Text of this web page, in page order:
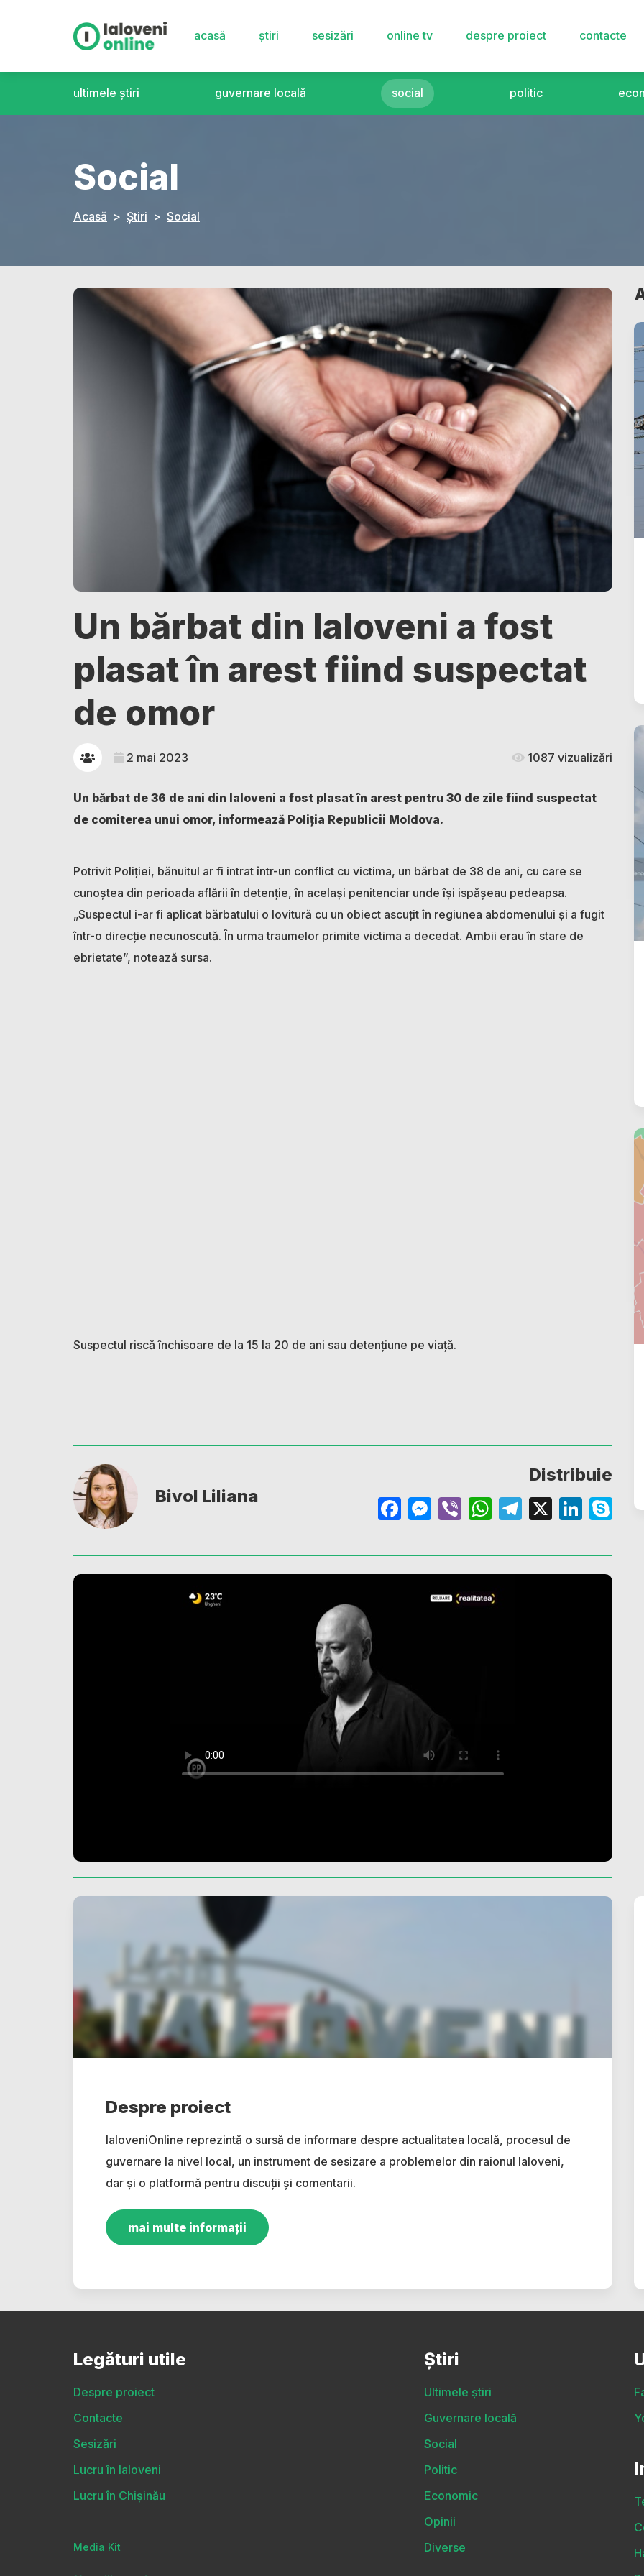
acasă știri sesizări online tv despre proiect contacte
ultimele știri guvernare locală social politic
Social
Acasă Știri Social
Un bărbat din Ialoveni a fost
plasat în arest fiind suspectat
de omor
2 mai 2023 1087 vizualizări
Un bărbat de 36 de ani din Ialoveni a fost plasat în arest pentru 30 de zile fiind suspectat
de comiterea unui omor, informează Poliția Republicii Moldova.
Potrivit Poliției, bănuitul ar fi intrat într-un conflict cu victima, un bărbat de 38 de ani, cu care se
cunoștea din perioada aflării în detenție, în același penitenciar unde își ispășeau pedeapsa.
„Suspectul i-ar fi aplicat bărbatului o lovitură cu un obiect ascuțit în regiunea abdomenului și a fugit
într-o direcție necunoscută. În urma traumelor primite victima a decedat. Ambii erau în stare de
ebrietate”, notează sursa.
Suspectul riscă închisoare de la 15 la 20 de ani sau detențiune pe viață.
Bivol Liliana
Distribuie
Facebook
Messenger
ViberWhatsApp
Telegram
X
Despre proiect
IaloveniOnline reprezintă o sursă de informare despre actualitatea locală, procesul de
guvernare la nivel local, un instrument de sesizare a problemelor din raionul Ialoveni,
dar și o platformă pentru discuții și comentarii.
mai multe informații
Legături utile
Despre proiect
Contacte
Sesizări
Lucru în Ialoveni
Lucru în Chișinău
Media Kit
Știri
Ultimele știri
Guvernare locală
Social
Politic
Economic
Opinii
Diverse